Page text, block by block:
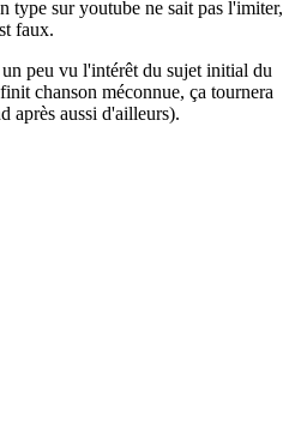
type sur youtube ne sait pas l'imiter,
faux.
peu vu l'intérêt du sujet initial du
chanson méconnue, ça tournera
après aussi d'ailleurs).